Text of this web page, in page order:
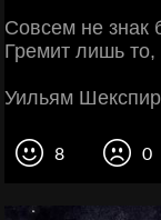
Совсем не знак
Гремит лишь то,
Уильям
8 0